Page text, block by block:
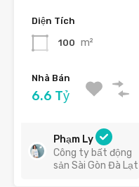
Diện Tích
100 m²
Nhà Bán
6.6 Tỷ
Phạm Ly
Công ty bất động
sản Sài Gòn Đà Lạt